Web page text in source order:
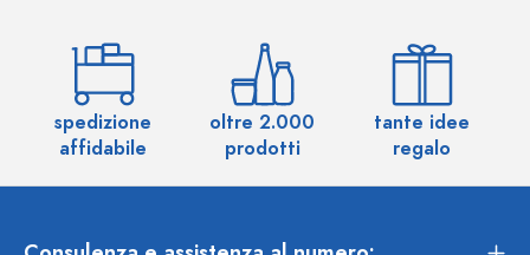
spedizione
affidabile
oltre 2.000
prodotti
tante idee
regalo